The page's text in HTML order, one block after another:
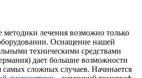
лечения возможно только
Оснащение нашей
техническими средствами
дает большие возможности
самых сложных случаев. Начинается